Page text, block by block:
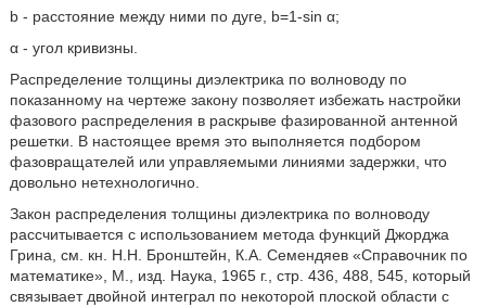
b - расстояние между ними по дуге, b=1-sin α;
α - угол кривизны.
Распределение толщины диэлектрика по волноводу по
показанному на чертеже закону позволяет избежать настройки
фазового распределения в раскрыве фазированной антенной
решетки. В настоящее время это выполняется подбором
фазовращателей или управляемыми линиями задержки, что
довольно нетехнологично.
Закон распределения толщины диэлектрика по волноводу
рассчитывается с использованием метода функций Джорджа
Грина, см. кн. Н.Н. Бронштейн, К.А. Семендяев «Справочник по
математике», М., изд. Наука, 1965 г., стр. 436, 488, 545, который
связывает двойной интеграл по некоторой плоской области с